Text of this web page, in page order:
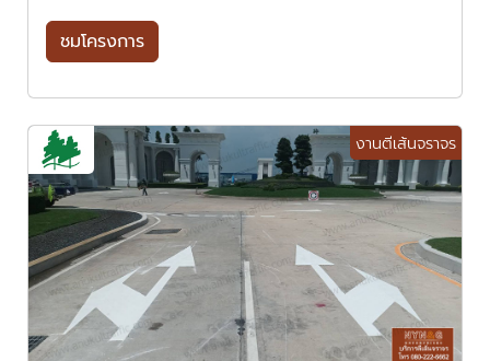
ชมโครงการ
งานตีเส้นจราจร